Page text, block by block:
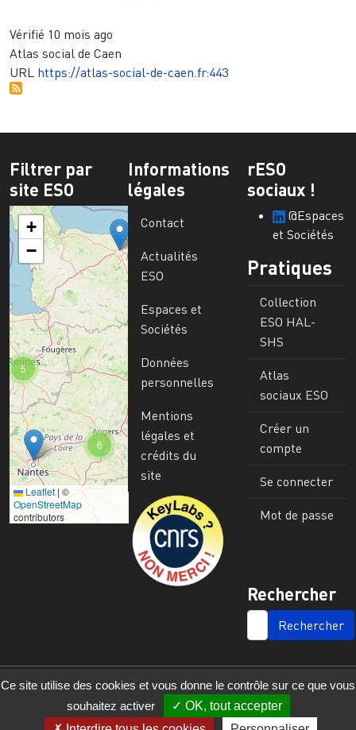
Vérifié 10 mois ago
Atlas social de Caen
URL https://atlas-social-de-caen.fr:443
Filtrer par
site ESO
6
5
+
−
Leaflet | ©
OpenStreetMap
contributors
Informations
légales
Contact
Actualités
ESO
Espaces et
Sociétés
Données
personnelles
Mentions
légales et
crédits du
site
Image
rESO
sociaux !
@Espaces
et Sociétés
Pratiques
Collection
ESO HAL-
SHS
Atlas
sociaux ESO
Créer un
compte
Se connecter
Mot de passe
Rechercher
SEARCH
Ce site utilise des cookies et vous donne le contrôle sur ce que vous
souhaitez activer
OK, tout accepter